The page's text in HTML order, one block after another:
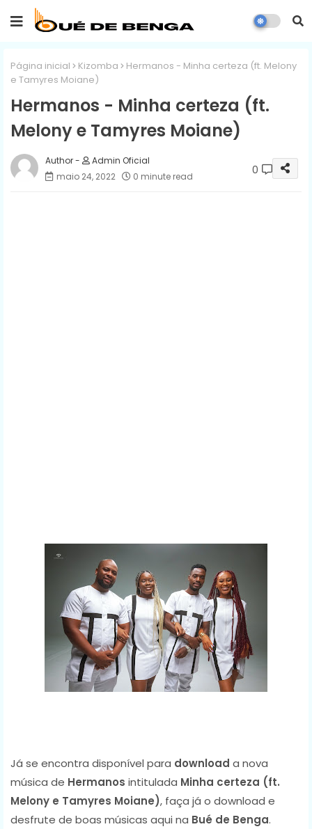
Página inicial Kizomba
Hermanos - Minha certeza (ft. Melony
e Tamyres Moiane)
Hermanos - Minha certeza (ft.
Melony e Tamyres Moiane)
Admin Oficial
maio 24, 2022
0 minute read 0
Já se encontra disponível para download a nova
música de Hermanos intitulada Minha certeza (ft.
Melony e Tamyres Moiane), faça já o download e
desfrute de boas músicas aqui na Bué de Benga.